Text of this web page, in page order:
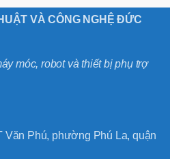
VÀ CÔNG NGHỆ ĐỨC
móc, robot và thiết bị phụ trợ
Văn Phú, phường Phú La, quận